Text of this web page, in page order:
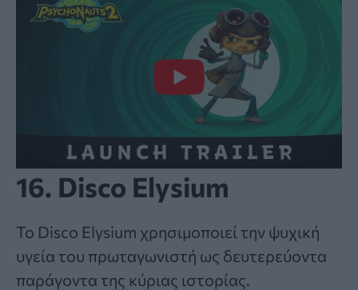
16. Disco Elysium
Το Disco Elysium χρησιμοποιεί την ψυχική
υγεία του πρωταγωνιστή ως δευτερεύοντα
παράγοντα της κύριας ιστορίας.